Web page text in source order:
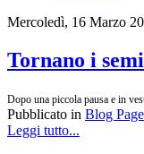
Mercoledì, 16 Marzo
Tornano i
Dopo una piccola pausa e in
Pubblicato in Blog Page
Leggi tutto...